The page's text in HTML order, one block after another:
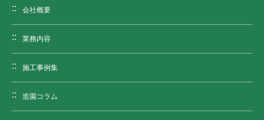
会社概要
業務内容
施工事例集
造園コラム